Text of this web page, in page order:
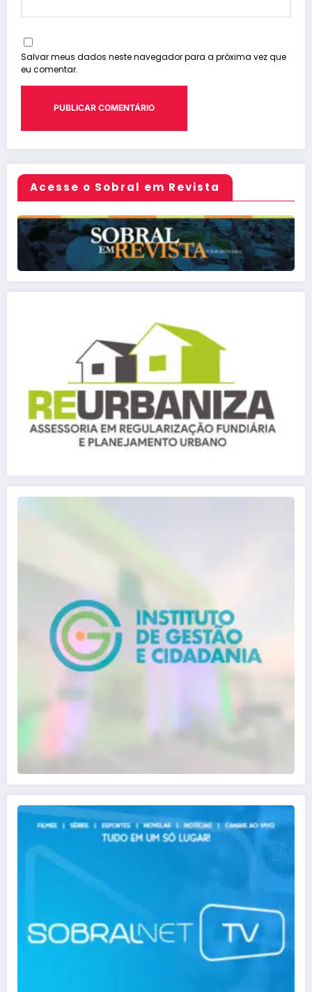
Salvar meus dados neste navegador para a próxima vez que
eu comentar.
Acesse o Sobral em Revista